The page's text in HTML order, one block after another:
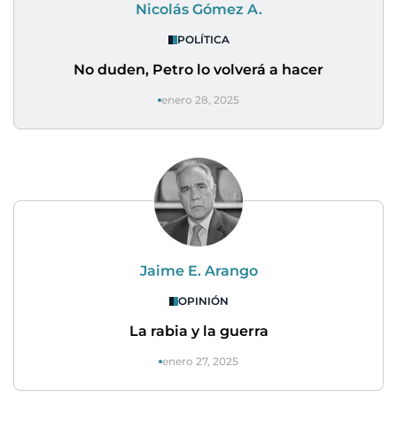
Nicolás Gómez A.
POLÍTICA
No duden, Petro lo volverá a hacer
enero 28, 2025
Jaime E. Arango
OPINIÓN
La rabia y la guerra
enero 27, 2025